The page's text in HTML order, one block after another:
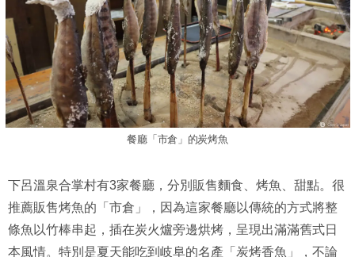
餐廳「市倉」的炭烤魚
下呂溫泉合掌村有3家餐廳，分別販售麵食、烤魚、甜點。很
推薦販售烤魚的「市倉」，因為這家餐廳以傳統的方式將整
條魚以竹棒串起，插在炭火爐旁邊烘烤，呈現出滿滿舊式日
本風情。特別是夏天能吃到岐阜的名產「炭烤香魚」，不論